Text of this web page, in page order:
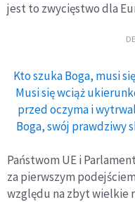
jest to zwycięstwo dla
Kto szuka Boga, musi
Musi się wciąż
przed oczyma i
Boga, swój prawdziwy
Państwom UE i
za pierwszym
względu na zbyt wielkie